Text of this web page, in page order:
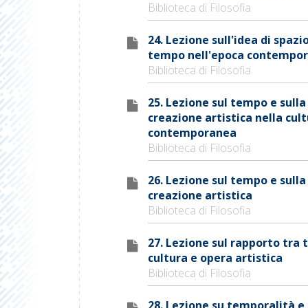
Biblioteca di Filosofia
24. Lezione sull'idea di
tempo nell'epoca
Biblioteca di Filosofia
25. Lezione sul tempo e sulla
creazione artistica nella
contemporanea
Biblioteca di Filosofia
26. Lezione sul tempo e sulla
creazione artistica
Biblioteca di Filosofia
27. Lezione sul rapporto tra
cultura e opera artistica
Biblioteca di Filosofia